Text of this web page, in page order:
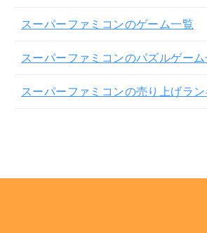
スーパーファミコンのゲーム一覧
スーパーファミコンのパズルゲーム
スーパーファミコンの売り上げラ